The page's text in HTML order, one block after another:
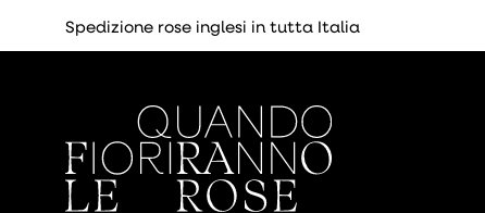
Spedizione rose inglesi in tutta Italia